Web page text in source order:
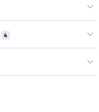
4